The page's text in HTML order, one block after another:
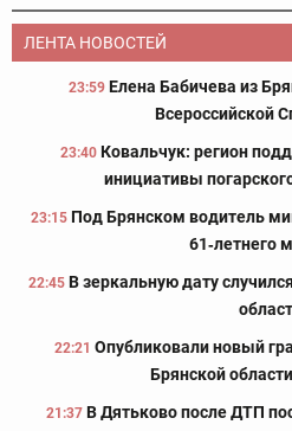
ЛЕНТА НОВОСТЕЙ
23:59 Елена Бабичева из
Всероссийской
23:40 Ковальчук: регион
инициативы
23:15 Под Брянском водитель
61‑летнего
22:45 В зеркальную дату
22:21 Опубликовали новый
Брянской
21:37 В Дятьково после ДТП